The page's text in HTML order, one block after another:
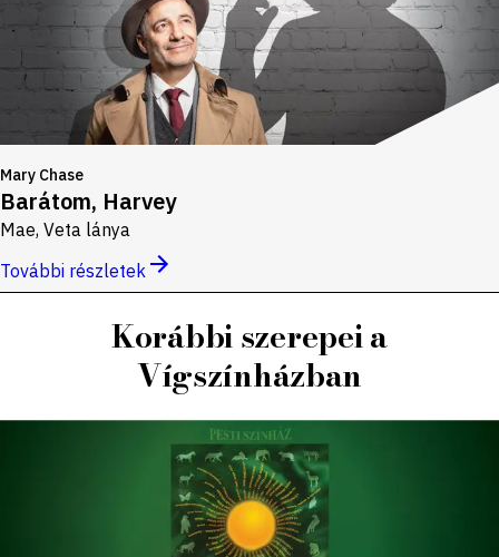
Mary Chase
Barátom, Harvey
Mae, Veta lánya
További részletek
Korábbi szerepei a
Vígszínházban